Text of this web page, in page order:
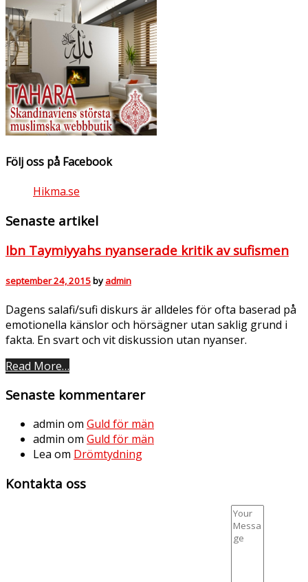
Följ oss på Facebook
Hikma.se
Senaste artikel
Ibn Taymiyyahs nyanserade kritik av sufismen
september 24, 2015byadmin
Dagens salafi/sufi diskurs är alldeles för ofta baserad på
emotionella känslor och hörsägner utan saklig grund i
fakta. En svart och vit diskussion utan nyanser.
Read More…
Senaste kommentarer
admin om Guld för män
admin om Guld för män
Lea om Drömtydning
Kontakta oss